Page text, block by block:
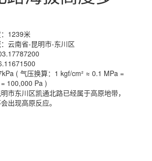
1239米
云南省-昆明市-东川区
( 气压换算：1 kgf/cm² ≈ 0.1 MPa =
100,000 Pa )
市东川区凯通北路已经属于高原地带，
出现高原反应。